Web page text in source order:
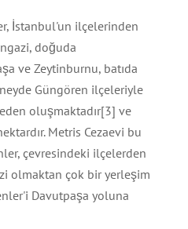
İstanbul'un ilçelerinden
doğuda
ve Zeytinburnu, batıda
Güngören ilçeleriyle
oluşmaktadır[3] ve
Metris Cezaevi bu
çevresindeki ilçelerden
olmaktan çok bir yerleşim
Davutpaşa yoluna